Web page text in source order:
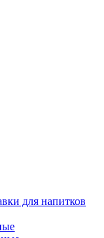
для напитков